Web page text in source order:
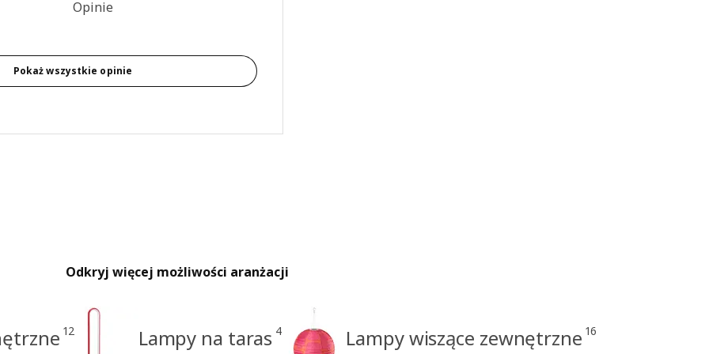
na 5 gwiazdki. Recenzje ogółem: 2
Opinie
Pokaż wszystkie opinie
Odkryj więcej możliwości aranżacji
12 Lampy na taras 4 Lampy wiszące zewnętrzne 16